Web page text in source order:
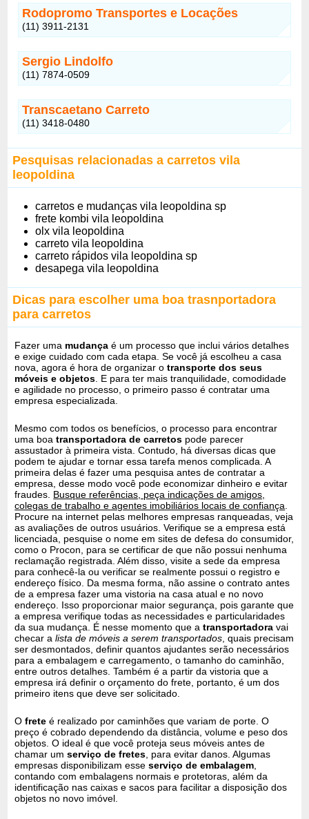
Rodopromo Transportes e Locações
(11) 3911-2131
Sergio Lindolfo
(11) 7874-0509
Transcaetano Carreto
(11) 3418-0480
Pesquisas relacionadas a carretos vila
leopoldina
carretos e mudanças vila leopoldina sp
frete kombi vila leopoldina
olx vila leopoldina
carreto vila leopoldina
carreto rápidos vila leopoldina sp
desapega vila leopoldina
Dicas para escolher uma boa trasnportadora
para carretos
Fazer uma mudança é um processo que inclui vários detalhes
e exige cuidado com cada etapa. Se você já escolheu a casa
nova, agora é hora de organizar otransporte dos seus
móveis e objetos . E para ter mais tranquilidade, comodidade
e agilidade no processo, o primeiro passo é contratar uma
empresa especializada.
Mesmo com todos os benefícios, o processo para encontrar
uma boatransportadora de carretos pode parecer
assustador à primeira vista. Contudo, há diversas dicas que
podem te ajudar e tornar essa tarefa menos complicada. A
primeira delas é fazer uma pesquisa antes de contratar a
empresa, desse modo você pode economizar dinheiro e evitar
fraudes. Busque referências, peça indicações de amigos,
colegas de trabalho e agentes imobiliários locais de confiança
Procure na internet pelas melhores empresas ranqueadas, veja
as avaliações de outros usuários. Verifique se a empresa está
licenciada, pesquise o nome em sites de defesa do consumidor,
como o Procon, para se certificar de que não possui nenhuma
reclamação registrada. Além disso, visite a sede da empresa
para conhecê-la ou verificar se realmente possui o registro e
endereço físico. Da mesma forma, não assine o contrato antes
de a empresa fazer uma vistoria na casa atual e no novo
endereço. Isso proporcionar maior segurança, pois garante que
a empresa verifique todas as necessidades e particularidades
da sua mudança. É nesse momento que atransportadora vai
checar alista de móveis a serem transportados , quais precisam
ser desmontados, definir quantos ajudantes serão necessários
para a embalagem e carregamento, o tamanho do caminhão,
entre outros detalhes. Também é a partir da vistoria que a
empresa irá definir o orçamento do frete, portanto, é um dos
primeiro itens que deve ser solicitado.
Ofrete é realizado por caminhões que variam de porte. O
preço é cobrado dependendo da distância, volume e peso dos
objetos. O ideal é que você proteja seus móveis antes de
chamar umserviço de fretes , para evitar danos. Algumas
empresas disponibilizam esseserviço de embalagem
contando com embalagens normais e protetoras, além da
identificação nas caixas e sacos para facilitar a disposição dos
objetos no novo imóvel.